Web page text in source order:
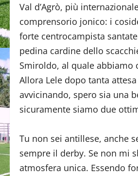
Val d’Agrò, più
comprensorio jonico: i
forte centrocampista
pedina cardine dello
Smiroldo, al quale abbiamo
Allora Lele dopo tanta
avvicinando, spero sia una
sicuramente siamo due
Tu non sei antillese, anche
sempre il derby. Se non mi
atmosfera unica. Essendo